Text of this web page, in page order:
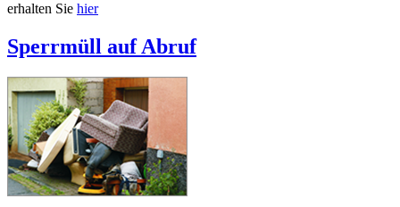
erhalten Sie hier
Sperrmüll auf Abruf